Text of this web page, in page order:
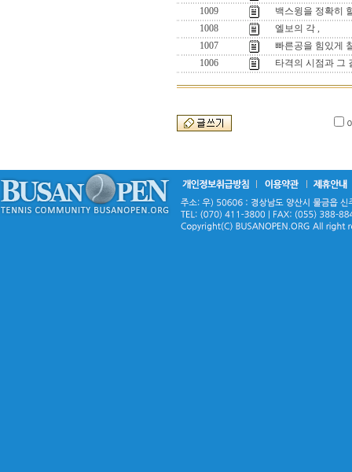
1009
백스윙을 정확히
1008
엘보의 각 ,
1007
빠른공을 힘있게
1006
타격의 시점과 그